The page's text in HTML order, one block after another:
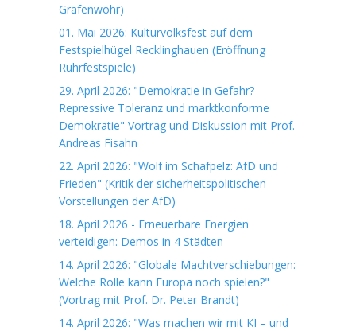
Grafenwöhr)
01. Mai 2026: Kulturvolksfest auf dem
Festspielhügel Recklinghauen (Eröffnung
Ruhrfestspiele)
29. April 2026: "Demokratie in Gefahr?
Repressive Toleranz und marktkonforme
Demokratie" Vortrag und Diskussion mit Prof.
Andreas Fisahn
22. April 2026: "Wolf im Schafpelz: AfD und
Frieden" (Kritik der sicherheitspolitischen
Vorstellungen der AfD)
18. April 2026 - Erneuerbare Energien
verteidigen: Demos in 4 Städten
14. April 2026: "Globale Machtverschiebungen:
Welche Rolle kann Europa noch spielen?"
(Vortrag mit Prof. Dr. Peter Brandt)
14. April 2026: "Was machen wir mit KI – und